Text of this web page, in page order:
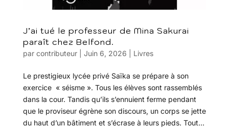
J’ai tué le professeur de Mina Sakurai
paraît chez Belfond.
par contributeur| Juin 6, 2026 Livres
Le prestigieux lycée privé Saïka se prépare à son
exercice « séisme ». Tous les élèves sont rassemblés
dans la cour. Tandis qu’ils s’ennuient ferme pendant
que le proviseur égrène son discours, un corps se jette
du haut d’un bâtiment et s’écrase à leurs pieds. Tout...